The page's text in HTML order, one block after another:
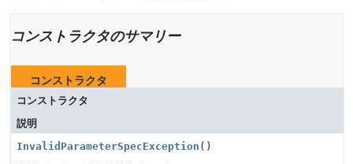
コンストラクタのサマリー
コンストラクタ
コンストラクタ
説明
InvalidParameterSpecException ()